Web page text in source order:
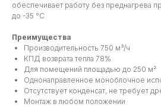
обеспечивает работу без преднагрева
до -35 °C
Преимущества
Производительность 750 м³/ч
КПД возврата тепла 78%
Для помещений площадью до 250 м²
Однонаправленное моноблочное
Отсутствует конденсат, не требует
Монтаж в любом положении